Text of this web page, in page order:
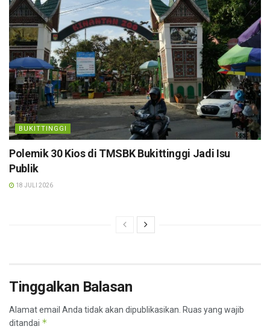
BUKITTINGGI
Polemik 30 Kios di TMSBK Bukittinggi Jadi Isu
Publik
18 JULI 2026
Tinggalkan Balasan
Alamat email Anda tidak akan dipublikasikan. Ruas yang wajib
ditandai *